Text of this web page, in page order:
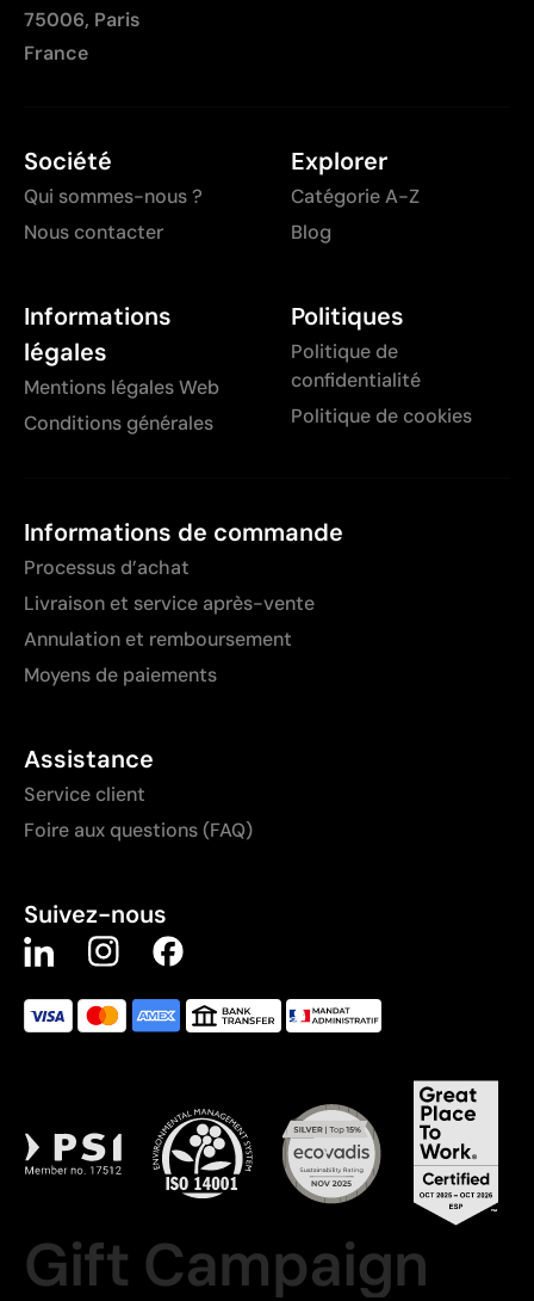
75006, Paris
France
Société
Qui sommes-nous ?
Nous contacter
Explorer
Catégorie A-Z
Blog
Informations
légales
Mentions légales Web
Conditions générales
Politiques
Politique de
confidentialité
Politique de cookies
Informations de commande
Processus d’achat
Livraison et service après-vente
Annulation et remboursement
Moyens de paiements
Assistance
Service client
Foire aux questions (FAQ)
Suivez-nous
Gift Campaign